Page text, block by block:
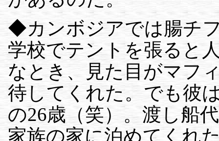
◆カンボジアでは腸チ
学校でテントを張ると
なとき、見た目がマフ
待してくれた。でも彼
の26歳（笑）。渡し船
家族の家に泊めてくれ